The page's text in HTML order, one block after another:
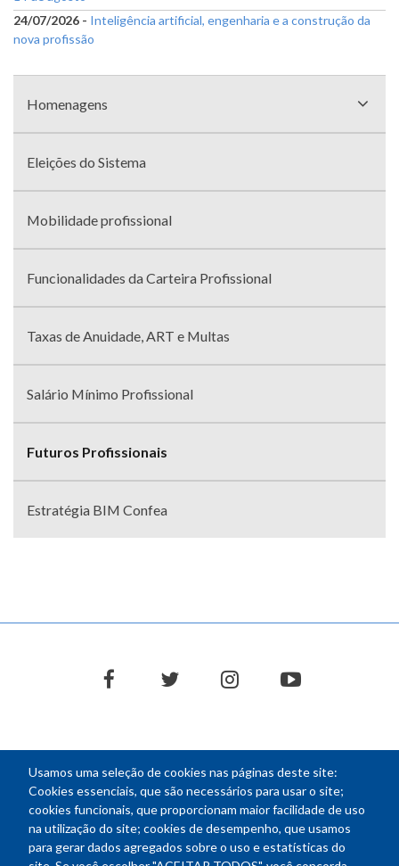
Usamos uma seleção de cookies nas páginas deste site:
Cookies essenciais, que são necessários para usar o site;
cookies funcionais, que proporcionam maior facilidade de uso
na utilização do site; cookies de desempenho, que usamos
para gerar dados agregados sobre o uso e estatísticas do
24/07/2026 - Inteligência artificial, engenharia e a construção da
nova profissão
comHomenagens
Eleições do Sistema
Mobilidade profissional
Funcionalidades da Carteira Profissional
Taxas de Anuidade, ART e Multas
Salário Mínimo Profissional
Futuros Profissionais
Estratégia BIM Confea
facebooktwitter instagramyoutube
NEWSLETTER